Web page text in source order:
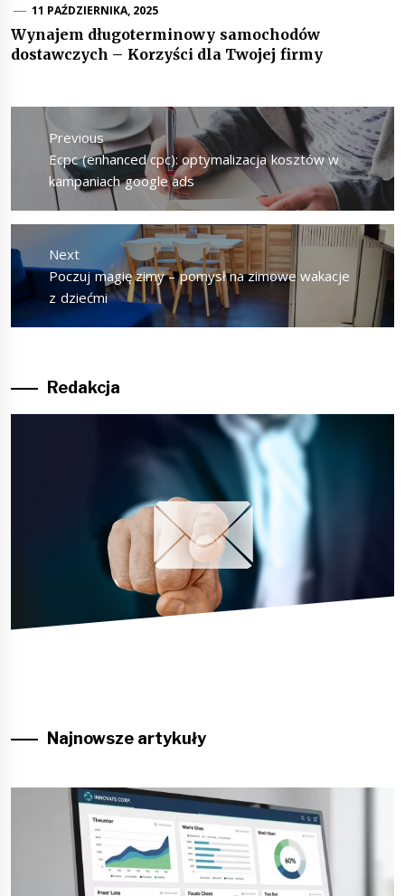
11 PAŹDZIERNIKA, 2025
Wynajem długoterminowy samochodów
dostawczych – Korzyści dla Twojej firmy
Nawigacja
wpisuPrevious
Previous
post:
Ecpc (enhanced cpc): optymalizacja kosztów w
kampaniach google ads
Next
Next
post:
Poczuj magię zimy – pomysł na zimowe wakacje
z dziećmi
Redakcja
Najnowsze artykuły